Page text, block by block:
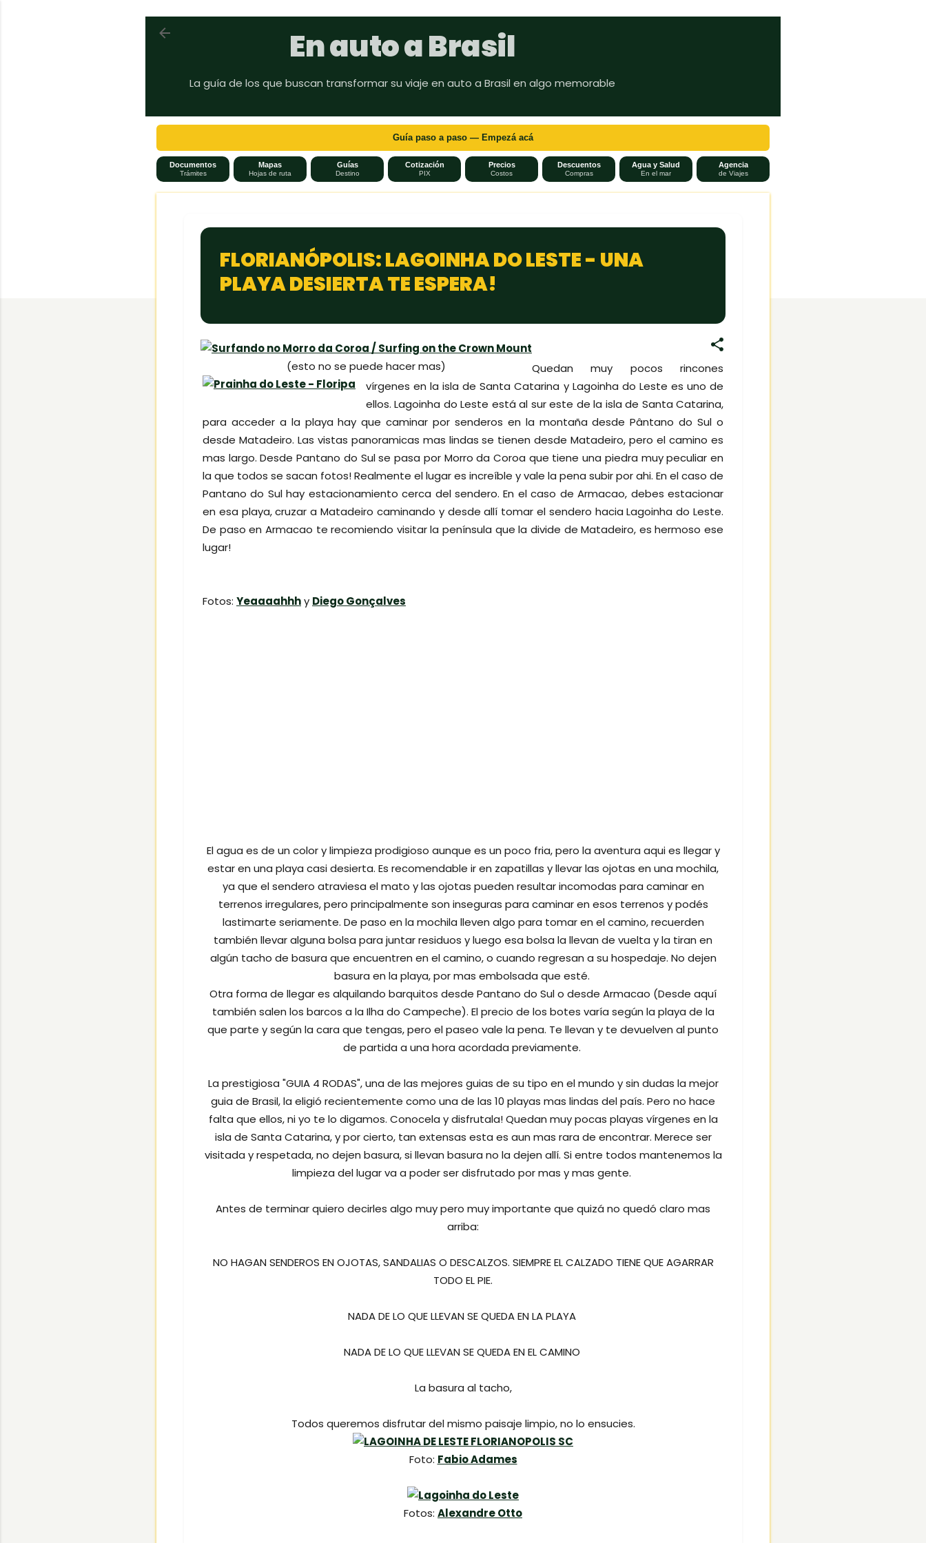
Ir al contenido principal
En auto a Brasil
La guía de los que buscan transformar su viaje en auto a Brasil en algo memorable
Guía paso a paso — Empezá acá
Documentos
Trámites
Mapas
Hojas de ruta
Guías
Destino
Cotización
PIX
Precios
Costos
Descuentos
Compras
Agua y Salud
En el mar
Agencia
de Viajes
FLORIANÓPOLIS: LAGOINHA DO LESTE - UNA
PLAYA DESIERTA TE ESPERA!
(esto no se puede hacer mas)
Quedan muy pocos rincones
vírgenes en la isla de Santa Catarina y Lagoinha do Leste es uno de
ellos. Lagoinha do Leste está al sur este de la isla de Santa Catarina,
para acceder a la playa hay que caminar por senderos en la montaña desde Pântano do Sul o
desde Matadeiro. Las vistas panoramicas mas lindas se tienen desde Matadeiro, pero el camino es
mas largo. Desde Pantano do Sul se pasa por Morro da Coroa que tiene una piedra muy peculiar en
la que todos se sacan fotos! Realmente el lugar es increíble y vale la pena subir por ahi. En el caso de
Pantano do Sul hay estacionamiento cerca del sendero. En el caso de Armacao, debes estacionar
en esa playa, cruzar a Matadeiro caminando y desde allí tomar el sendero hacia Lagoinha do Leste.
De paso en Armacao te recomiendo visitar la península que la divide de Matadeiro, es hermoso ese
lugar!
Fotos: Yeaaaahhhy Diego Gonçalves
El agua es de un color y limpieza prodigioso aunque es un poco fria, pero la aventura aqui es llegar y
estar en una playa casi desierta. Es recomendable ir en zapatillas y llevar las ojotas en una mochila,
ya que el sendero atraviesa el mato y las ojotas pueden resultar incomodas para caminar en
terrenos irregulares, pero principalmente son inseguras para caminar en esos terrenos y podés
lastimarte seriamente. De paso en la mochila lleven algo para tomar en el camino, recuerden
también llevar alguna bolsa para juntar residuos y luego esa bolsa la llevan de vuelta y la tiran en
algún tacho de basura que encuentren en el camino, o cuando regresan a su hospedaje. No dejen
basura en la playa, por mas embolsada que esté.
Otra forma de llegar es alquilando barquitos desde Pantano do Sul o desde Armacao (Desde aquí
también salen los barcos a la Ilha do Campeche). El precio de los botes varía según la playa de la
que parte y según la cara que tengas, pero el paseo vale la pena. Te llevan y te devuelven al punto
de partida a una hora acordada previamente.
La prestigiosa "GUIA 4 RODAS", una de las mejores guias de su tipo en el mundo y sin dudas la mejor
guia de Brasil, la eligió recientemente como una de las 10 playas mas lindas del país. Pero no hace
falta que ellos, ni yo te lo digamos. Conocela y disfrutala! Quedan muy pocas playas vírgenes en la
isla de Santa Catarina, y por cierto, tan extensas esta es aun mas rara de encontrar. Merece ser
visitada y respetada, no dejen basura, si llevan basura no la dejen allí. Si entre todos mantenemos la
limpieza del lugar va a poder ser disfrutado por mas y mas gente.
Antes de terminar quiero decirles algo muy pero muy importante que quizá no quedó claro mas
arriba:
NO HAGAN SENDEROS EN OJOTAS, SANDALIAS O DESCALZOS. SIEMPRE EL CALZADO TIENE QUE AGARRAR
TODO EL PIE.
NADA DE LO QUE LLEVAN SE QUEDA EN LA PLAYA
NADA DE LO QUE LLEVAN SE QUEDA EN EL CAMINO
La basura al tacho,
Todos queremos disfrutar del mismo paisaje limpio, no lo ensucies.
Foto: Fabio Adames
Fotos: Alexandre Otto